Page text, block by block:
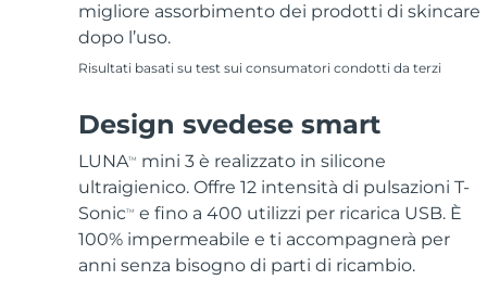
migliore assorbimento dei prodotti di skincare
dopo l’uso.
Risultati basati su test sui consumatori condotti da terzi
Design svedese smart
LUNATM
mini 3 è realizzato in silicone
ultraigienico. Offre 12 intensità di pulsazioni T-
SonicTM
e fino a 400 utilizzi per ricarica USB. È
100% impermeabile e ti accompagnerà per
anni senza bisogno di parti di ricambio.